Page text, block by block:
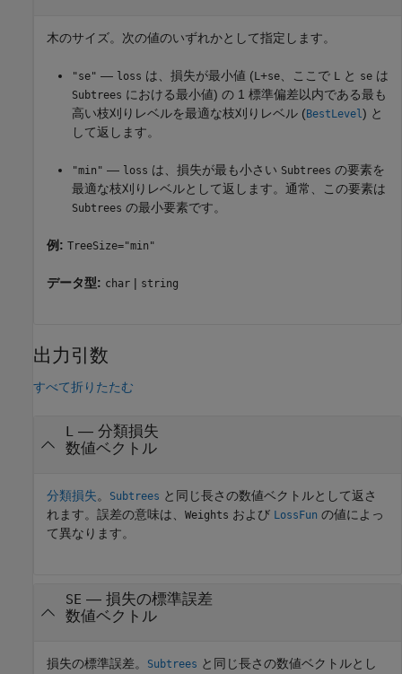
木のサイズ。次の値のいずれかとして指定します。
"se" — loss は、損失が最小値 (L +se 、ここで L と se は
Subtrees における最小値) の 1 標準偏差以内である最も
高い枝刈りレベルを最適な枝刈りレベル (BestLevel ) と
して返します。
"min" — loss は、損失が最も小さい Subtrees の要素を
最適な枝刈りレベルとして返します。通常、この要素は
Subtrees の最小要素です。
例: TreeSize="min"
データ型: char | string
出力引数
すべて折りたたむ
— 分類損失
数値ベクトル
分類損失。 Subtrees と同じ長さの数値ベクトルとして返さ
れます。誤差の意味は、 Weights および LossFun の値によっ
て異なります。
SE — 損失の標準誤差
数値ベクトル
損失の標準誤差。 Subtrees と同じ長さの数値ベクトルとし